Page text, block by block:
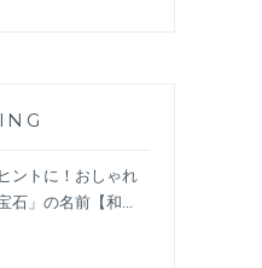
ントに！おしゃれ
石」の名前【和...